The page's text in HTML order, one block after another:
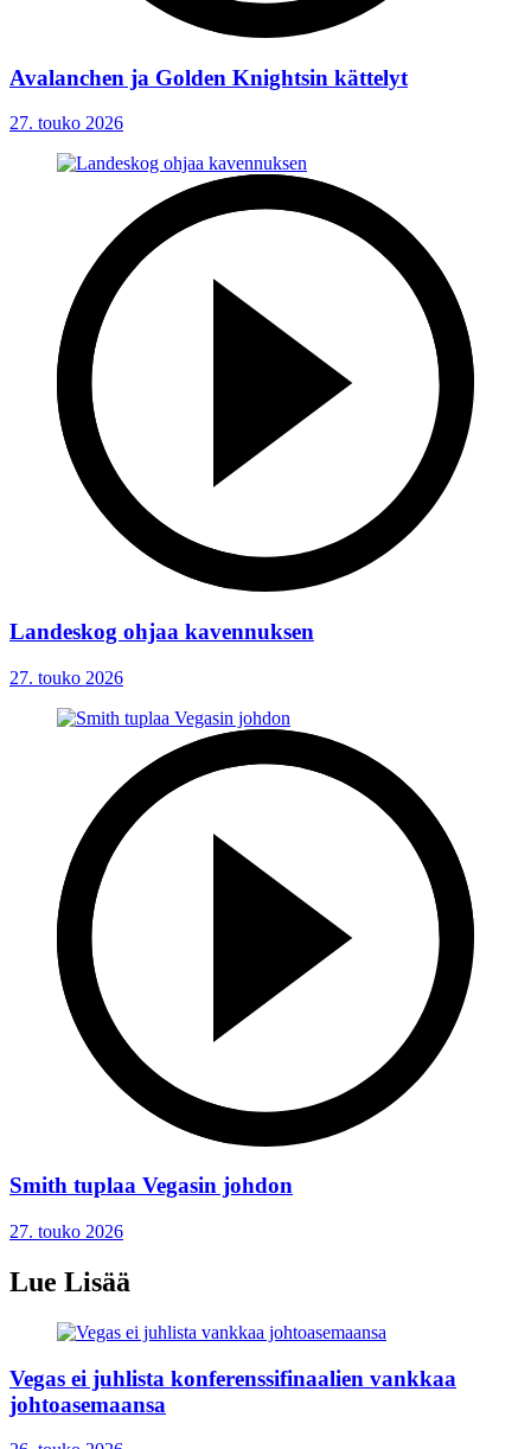
Avalanchen ja Golden Knightsin kättelyt
27. touko 2026
Landeskog ohjaa kavennuksen
27. touko 2026
Smith tuplaa Vegasin johdon
27. touko 2026
Lue Lisää
Vegas ei juhlista konferenssifinaalien vankkaa
johtoasemaansa